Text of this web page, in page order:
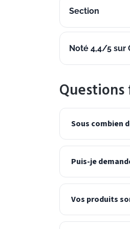
Section
Noté 4,4/5 sur
Sous combien
Puis-je
Vos produits